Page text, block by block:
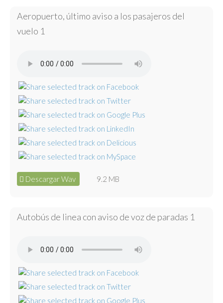
Aeropuerto, último aviso a los pasajeros del
vuelo 1
Descargar Wav 9.2 MB
Autobús de linea con aviso de voz de paradas 1